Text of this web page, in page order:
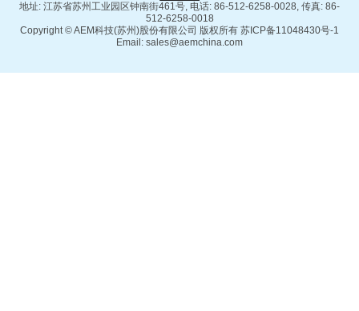
地址: 江苏省苏州工业园区钟南街461号, 电话: 86-512-6258-0028, 传真: 86-
512-6258-0018
Copyright ©AEM科技(苏州)股份有限公司 版权所有 苏ICP备11048430号-1
Email: sales@aemchina.com